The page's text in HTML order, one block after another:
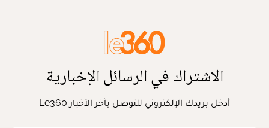
الاشتراك في الرسائل الإخبارية
أدخل بريدك الإلكتروني للتوصل بآخر الأخبار Le360